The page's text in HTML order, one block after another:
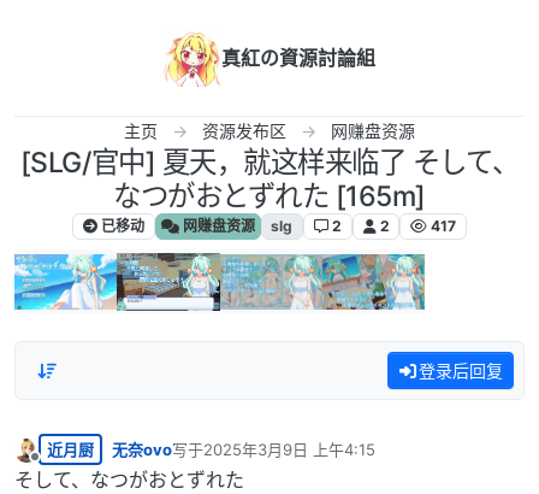
真紅の資源討論組
主页 资源发布区 网赚盘资源
[SLG/官中] 夏天，就这样来临了 そして、
なつがおとずれた [165m]
已移动 网赚盘资源 slg 2 2 417
登录后回复
离线
近月厨 无奈ovo写于2025年3月9日 上午4:15
最后由 编辑
そして、なつがおとずれた